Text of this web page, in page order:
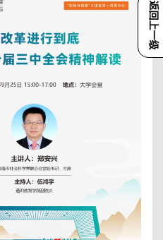
返回上一级